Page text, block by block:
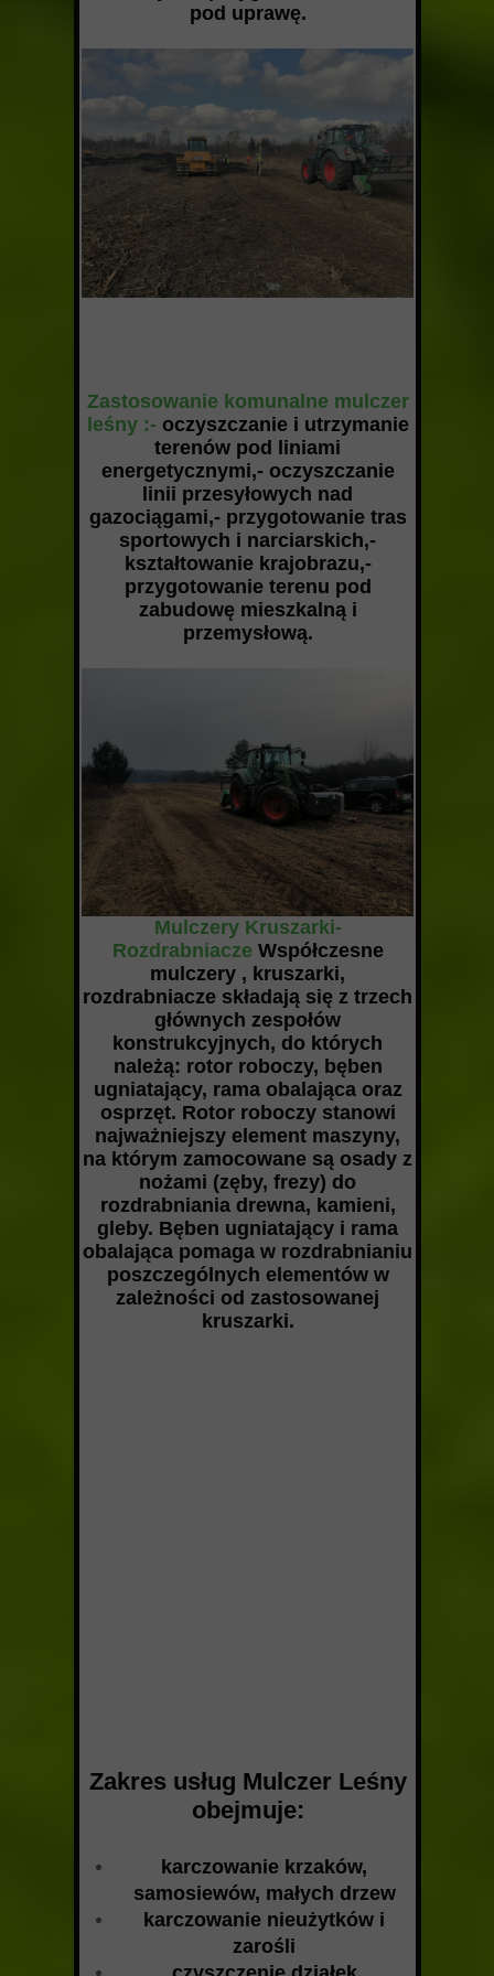
pod uprawę.
Zastosowanie komunalne mulczer
leśny :- oczyszczanie i utrzymanie
terenów pod liniami
energetycznymi,- oczyszczanie
linii przesyłowych nad
gazociągami,- przygotowanie tras
sportowych i narciarskich,-
kształtowanie krajobrazu,-
przygotowanie terenu pod
zabudowę mieszkalną i
przemysłową.
Mulczery Kruszarki-
Rozdrabniacze Współczesne
mulczery , kruszarki,
rozdrabniacze składają się z trzech
głównych zespołów
konstrukcyjnych, do których
należą: rotor roboczy, bęben
ugniatający, rama obalająca oraz
osprzęt. Rotor roboczy stanowi
najważniejszy element maszyny,
na którym zamocowane są osady z
nożami (zęby, frezy) do
rozdrabniania drewna, kamieni,
gleby. Bęben ugniatający i rama
obalająca pomaga w rozdrabnianiu
poszczególnych elementów w
zależności od zastosowanej
kruszarki.
Zakres usług Mulczer Leśny
obejmuje:
karczowanie krzaków,
samosiewów, małych drzew
karczowanie nieużytków i
zarośli